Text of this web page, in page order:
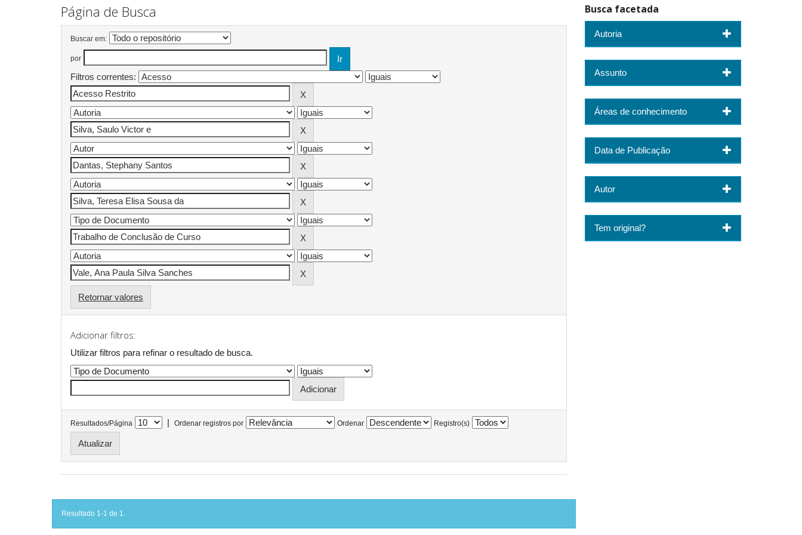
Página de Busca
Buscar em:
por
Filtros correntes:
Retornar valores
Adicionar filtros:
Utilizar filtros para refinar o resultado de busca.
Resultados/Página | Ordenar registros por Ordenar Registro(s)
Resultado 1-1 de 1.
Busca facetada
Autoria
Assunto
Áreas de conhecimento
Data de Publicação
Autor
Tem original?